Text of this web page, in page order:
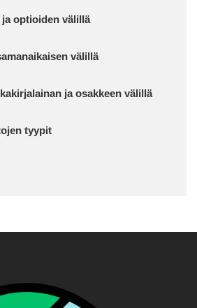
optioiden välillä
välillä
ja osakkeen välillä
tyypit